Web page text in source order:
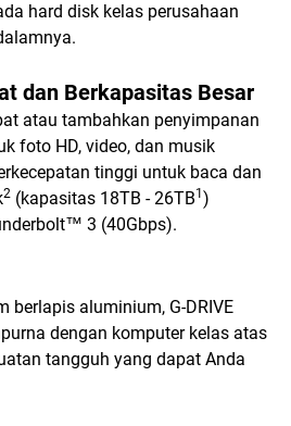
hard disk kelas perusahaan
dan Berkapasitas Besar
atau tambahkan penyimpanan
foto HD, video, dan musik
tinggi untuk baca dan
2 (kapasitas 18TB - 26TB1 )
3 (40Gbps).
berlapis aluminium, G-DRIVE
dengan komputer kelas atas
tangguh yang dapat Anda